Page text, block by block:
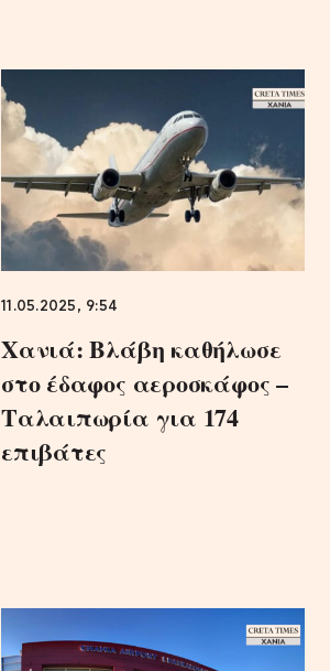
11.05.2025, 9:54
Χανιά: Βλάβη καθήλωσε
στο έδαφος αεροσκάφος –
Ταλαιπωρία για 174
επιβάτες